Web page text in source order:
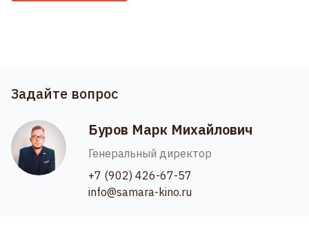
Задайте вопрос
Буров Марк Михайлович
Генеральный директор
+7 (902) 426-67-57
info@samara-kino.ru